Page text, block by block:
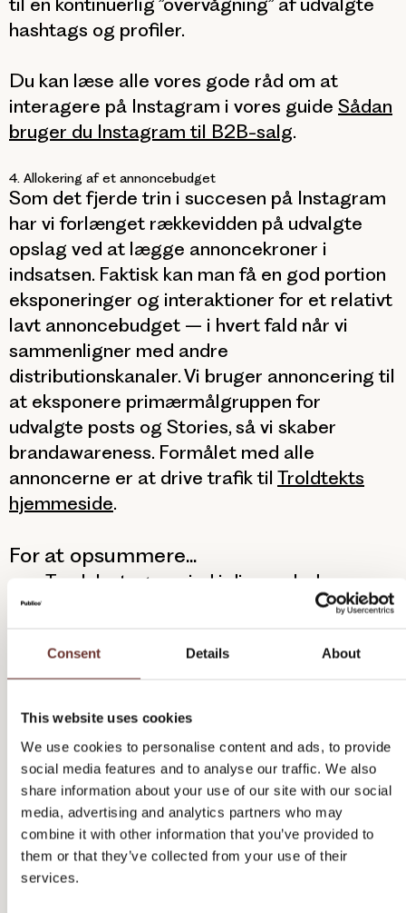
Consent Details About
This website uses cookies
We use cookies to personalise content and ads, to provide
social media features and to analyse our traffic. We also
share information about your use of our site with our social
media, advertising and analytics partners who may
combine it with other information that you’ve provided to
them or that they’ve collected from your use of their
services.
hashtags og profiler.
Du kan læse alle vores gode råd om at
interagere på Instagram i vores guide Sådan
bruger du Instagram til B2B-salg.
4. Allokering af et annoncebudget
Som det fjerde trin i succesen på Instagram
har vi forlænget rækkevidden på udvalgte
opslag ved at lægge annoncekroner i
indsatsen. Faktisk kan man få en god portion
eksponeringer og interaktioner for et relativt
lavt annoncebudget – i hvert fald når vi
sammenligner med andre
distributionskanaler. Vi bruger annoncering til
at eksponere primærmålgruppen for
udvalgte posts og Stories, så vi skaber
brandawareness. Formålet med alle
annoncerne er at drive trafik til Troldtekts
hjemmeside.
For at opsummere...
Tænk Instagram ind i din samlede
content. Du skal nemlig ikke bare afbilde
dine produkter. Du skal sælge følelser.
Brug Instagram aktivt og kontinuerligt.
kan faktisk komme langt for et relativt
beskedent annoncebudget.
Hvordan er resultatet?
Gennem et års indsats på Instagram har vi
øget følgertallet på Troldtekts profil med